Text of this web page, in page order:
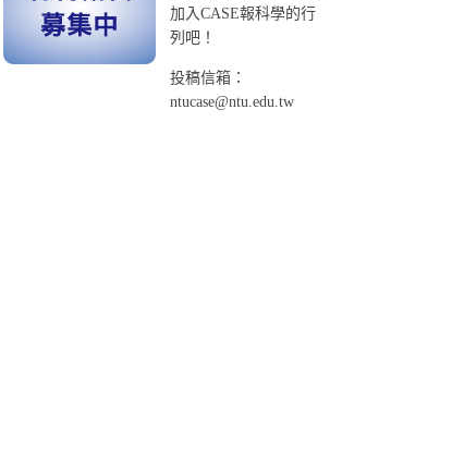
加入CASE報科學的行
列吧！
投稿信箱：
ntucase@ntu.edu.tw